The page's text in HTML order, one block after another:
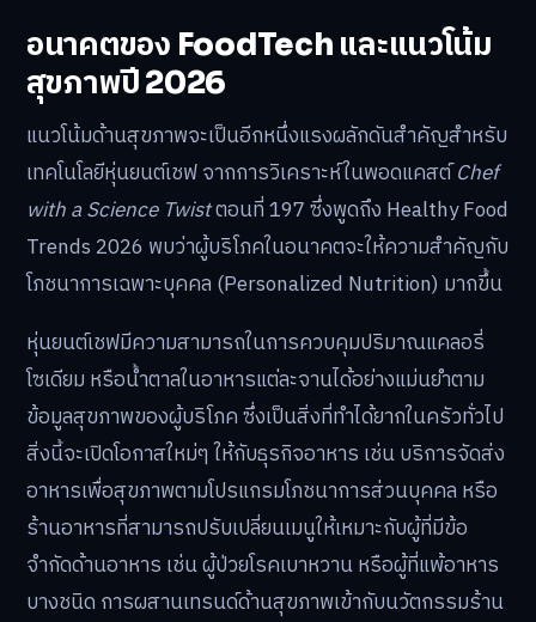
อนาคตของ FoodTech และแนวโน้ม
สุขภาพปี 2026
แนวโน้มด้านสุขภาพจะเป็นอีกหนึ่งแรงผลักดันสำคัญสำหรับ
เทคโนโลยีหุ่นยนต์เชฟ จากการวิเคราะห์ในพอดแคสต์Chef
with a Science Twistตอนที่ 197 ซึ่งพูดถึง Healthy Food
Trends 2026 พบว่าผู้บริโภคในอนาคตจะให้ความสำคัญกับ
โภชนาการเฉพาะบุคคล (Personalized Nutrition) มากขึ้น
หุ่นยนต์เชฟมีความสามารถในการควบคุมปริมาณแคลอรี่
โซเดียม หรือน้ำตาลในอาหารแต่ละจานได้อย่างแม่นยำตาม
ข้อมูลสุขภาพของผู้บริโภค ซึ่งเป็นสิ่งที่ทำได้ยากในครัวทั่วไป
สิ่งนี้จะเปิดโอกาสใหม่ๆ ให้กับธุรกิจอาหาร เช่น บริการจัดส่ง
อาหารเพื่อสุขภาพตามโปรแกรมโภชนาการส่วนบุคคล หรือ
ร้านอาหารที่สามารถปรับเปลี่ยนเมนูให้เหมาะกับผู้ที่มีข้อ
จำกัดด้านอาหาร เช่น ผู้ป่วยโรคเบาหวาน หรือผู้ที่แพ้อาหาร
บางชนิด การผสานเทรนด์ด้านสุขภาพเข้ากับนวัตกรรมร้าน